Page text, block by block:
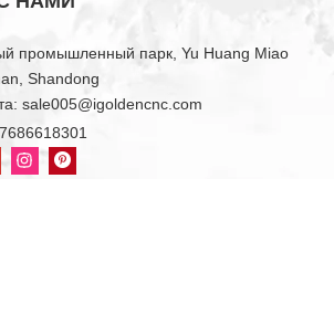
части и техническая помощь
запасов запасных частей
детали будут доставлены вам,
востребованы. Получите
сразу по электронной почте или